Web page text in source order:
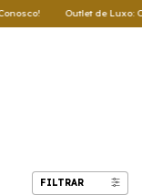
Outlet de Luxo:
FILTRAR